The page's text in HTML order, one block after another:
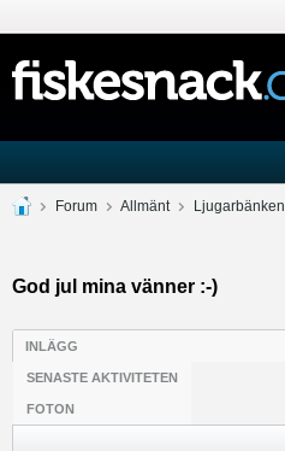
Forum Allmänt Ljugarbänken
God jul mina vänner :-)
INLÄGG
SENASTE AKTIVITETEN
FOTON